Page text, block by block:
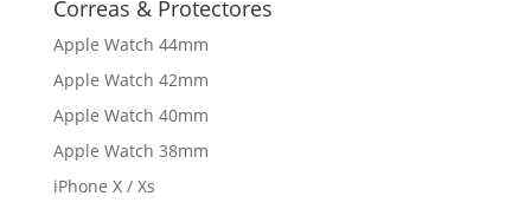
Correas & Protectores
Apple Watch 44mm
Apple Watch 42mm
Apple Watch 40mm
Apple Watch 38mm
iPhone X / Xs